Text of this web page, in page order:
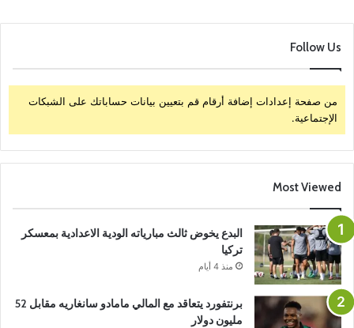
Follow Us
من صفحة إعدادات إضافة أرقام قم بتعيين بيانات حساباتك على الشبكات
الإجتماعية.
Most Viewed
البدع يخوض ثالث مبارياته الودية الاعدادية بمعسكر
تركيا
منذ 4 أيام
برنتفورد يتعاقد مع المالي مامادو سانغاريه مقابل 52
مليون دولار